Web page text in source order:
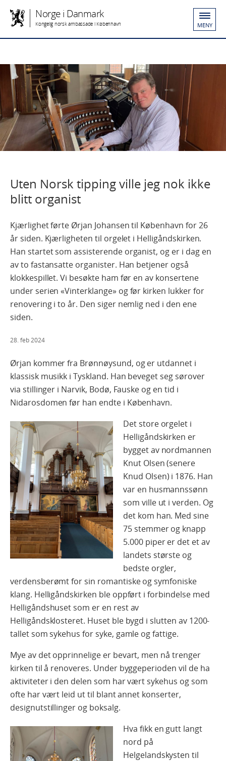
Norge i Danmark
Kongelig norsk ambassade i København MENY
Uten Norsk tipping ville jeg nok ikke
blitt organist
Kjærlighet førte Ørjan Johansen til København for 26
år siden. Kjærligheten til orgelet i Helligåndskirken.
Han startet som assisterende organist, og er i dag en
av to fastansatte organister. Han betjener også
klokkespillet. Vi besøkte ham før en av konsertene
under serien «Vinterklange» og før kirken lukker for
renovering i to år. Den siger nemlig ned i den ene
siden.
28. feb 2024
Ørjan kommer fra Brønnøysund, og er utdannet i
klassisk musikk i Tyskland. Han beveget seg sørover
via stillinger i Narvik, Bodø, Fauske og en tid i
Nidarosdomen før han endte i København.
Det store orgelet i
Helligåndskirken er
bygget av nordmannen
Knut Olsen (senere
Knud Olsen) i 1876. Han
var en husmannssønn
som ville ut i verden. Og
det kom han. Med sine
75 stemmer og knapp
5.000 piper er det et av
landets største og
bedste orgler,
verdensberømt for sin romantiske og symfoniske
klang. Helligåndskirken ble oppført i forbindelse med
Helligåndshuset som er en rest av
Helligåndsklosteret. Huset ble bygd i slutten av 1200-
tallet som sykehus for syke, gamle og fattige.
Mye av det opprinnelige er bevart, men nå trenger
kirken til å renoveres. Under byggeperioden vil de ha
aktiviteter i den delen som har vært sykehus og som
ofte har vært leid ut til blant annet konserter,
designutstillinger og boksalg.
Hva fikk en gutt langt
nord på
Helgelandskyste​n til